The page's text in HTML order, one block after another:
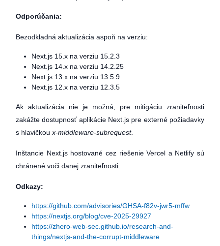
Odporúčania:
Bezodkladná aktualizácia aspoň na verziu:
Next.js 15.x na verziu 15.2.3
Next.js 14.x na verziu 14.2.25
Next.js 13.x na verziu 13.5.9
Next.js 12.x na verziu 12.3.5
Ak aktualizácia nie je možná, pre mitigáciu zraniteľnosti
zakážte dostupnosť aplikácie Next.js pre externé požiadavky
s hlavičkou x-middleware-subrequest.
Inštancie Next.js hostované cez riešenie Vercel a Netlify sú
chránené voči danej zraniteľnosti.
Odkazy:
https://github.com/advisories/GHSA-f82v-jwr5-mffw
https://nextjs.org/blog/cve-2025-29927
https://zhero-web-sec.github.io/research-and-
things/nextjs-and-the-corrupt-middleware